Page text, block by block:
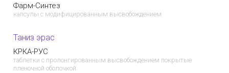
Фарм-Синтез
капсулы с модифицированным высвобождением
Таниз эрас
КРКА-РУС
таблетки с пролонгированным высвобождением покрытые
пленочной оболочкой